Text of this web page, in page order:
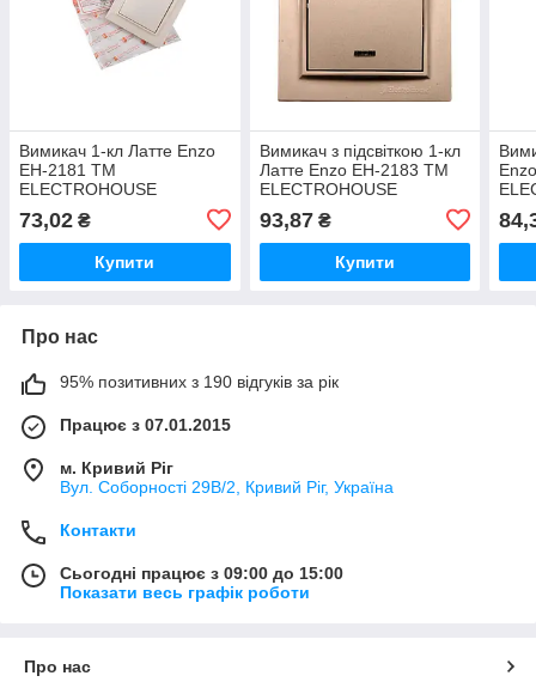
Вимикач 1-кл Латте Enzo
EH-2181 ТМ
ELECTROHOUSE
73,02 ₴
Купити
Вимикач з підсвіткою 1-кл
Латте Enzo EH-2183 ТМ
ELECTROHOUSE
93,87₴
Купити
Про нас
95% позитивних з 190 відгуків за рік
Працює з 07.01.2015
м. Кривий Ріг
Вул. Соборності 29В/2, Кривий Ріг, Україна
Контакти
Сьогодні працює з 09:00 до 15:00
Показати весь графік роботи
Про нас